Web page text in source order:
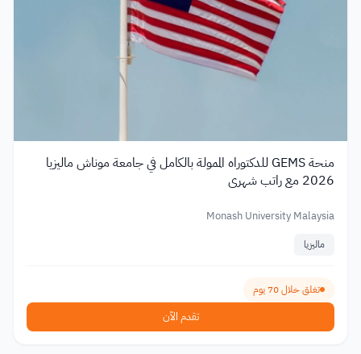
منحة GEMS للدكتوراه الممولة بالكامل في جامعة موناش ماليزيا
2026 مع راتب شهري
Monash University Malaysia
ماليزيا
تغلق خلال 70 يوم
تقدم الآن